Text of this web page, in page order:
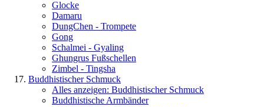
Glocke
Damaru
DungChen - Trompete
Gong
Schalmei - Gyaling
Ghungrus Fußschellen
Zimbel - Tingsha
Buddhistischer Schmuck
Alles anzeigen: Buddhistischer Schmuck
Buddhistische Armbänder